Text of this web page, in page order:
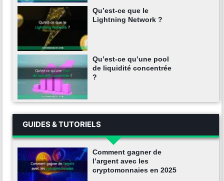
Qu’est-ce que le
Lightning Network ?
Qu’est-ce qu’une pool
de liquidité concentrée
?
GUIDES & TUTORIELS
Comment gagner de
l’argent avec les
cryptomonnaies en 2025